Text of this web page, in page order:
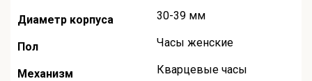
Диаметр корпуса 30-39 мм
Пол Часы женские
Механизм Кварцевые часы